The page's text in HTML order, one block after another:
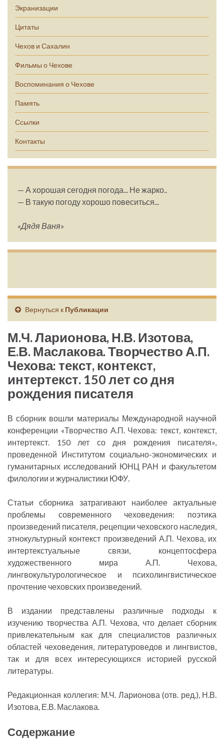
Экранизации
Цитаты
Чехов и Сахалин
Фильмы о Чехове
Воспоминания о Чехове
Память
Ссылки
Контакты
— А хорошая сегодня погода... Не жарко..
— В такую погоду хорошо повеситься...
«Дядя Ваня»
Вернуться к Публикации
М.Ч. Ларионова, Н.В. Изотова,
Е.В. Маслакова. Творчество А.П.
Чехова: текст, контекст,
интертекст. 150 лет со дня
рождения писателя
В сборник вошли материалы Международной научной
конференции «Творчество А.П. Чехова: текст, контекст,
интертекст. 150 лет со дня рождения писателя»,
проведенной Институтом социально-экономических и
гуманитарных исследований ЮНЦ РАН и факультетом
филологии и журналистики ЮФУ.
Статьи сборника затрагивают наиболее актуальные
проблемы современного чеховедения: поэтика
произведений писателя, рецепции чеховского наследия,
этнокультурный контекст произведений А.П. Чехова, их
интертекстуальные связи, концептосфера
художественного мира А.П. Чехова,
лингвокультурологическое и психолингвистическое
прочтение чеховских произведений.
В издании представлены различные подходы к
изучению творчества А.П. Чехова, что делает сборник
привлекательным как для специалистов различных
областей чеховедения, литературоведов и лингвистов,
так и для всех интересующихся историей русской
литературы.
Редакционная коллегия: М.Ч. Ларионова (отв. ред.), Н.В.
Изотова, Е.В. Маслакова.
Содержание